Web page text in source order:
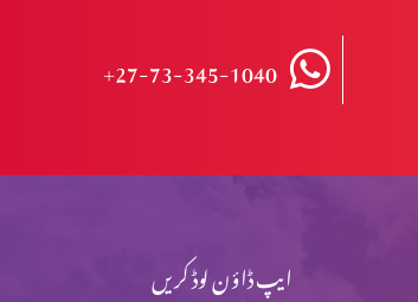
+27-73-345-1040
ایپ ڈاؤن لوڈ کریں